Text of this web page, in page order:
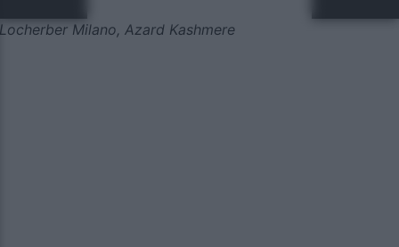
Locherber Milano, Azard Kashmere